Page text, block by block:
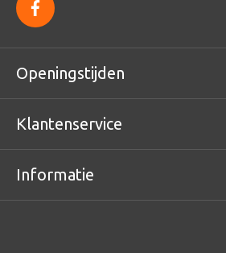
f
a
c
e
o
o
Openingstijden
Klantenservice
Informatie